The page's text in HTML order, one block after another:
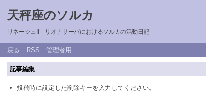
天秤座のソルカ
リネージュII リオナサーバにおけるソルカの活動日記
戻る RSS 管理者用
記事編集
投稿時に設定した削除キーを入力してください。